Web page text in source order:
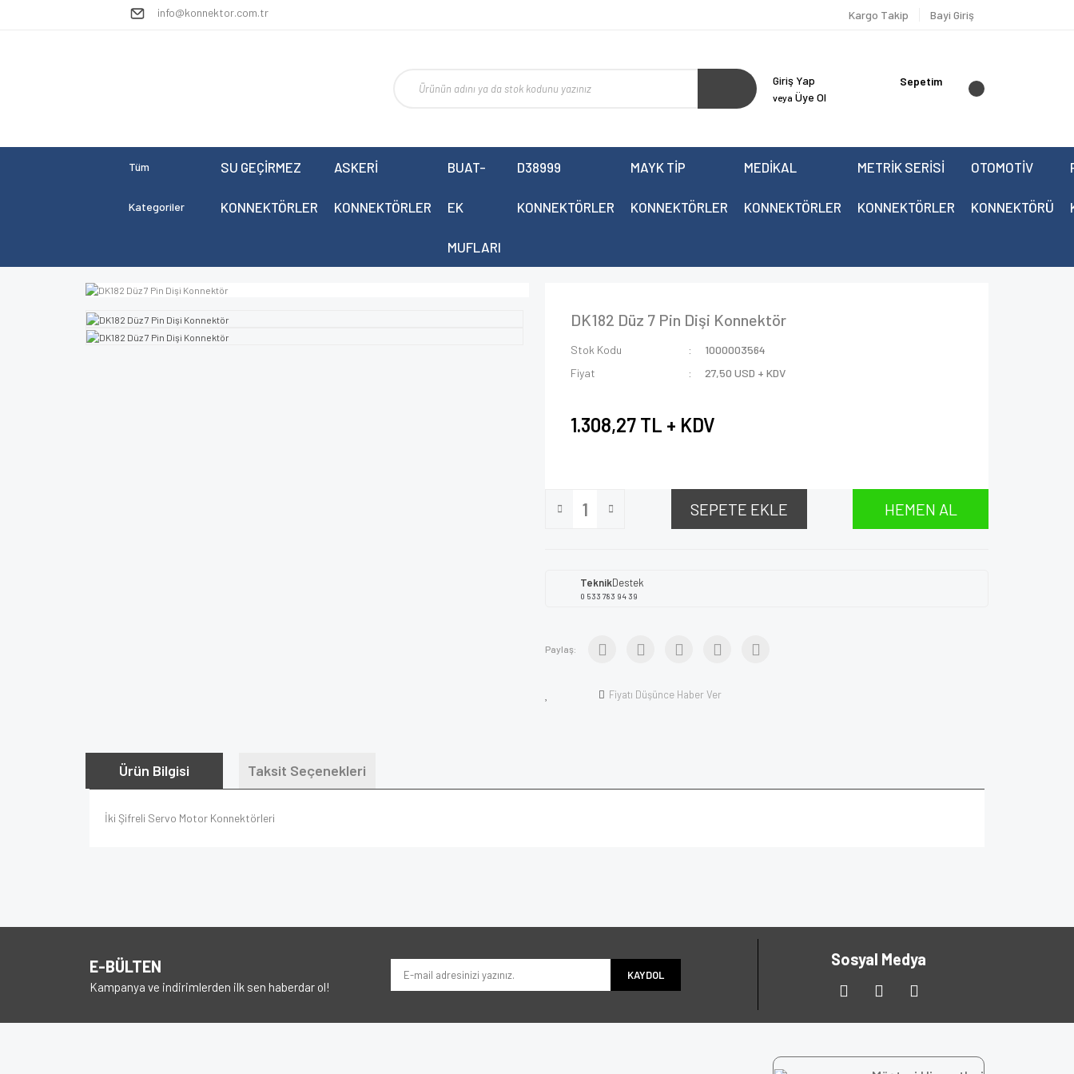
info@konnektor.com.tr Kargo Takip Bayi Giriş
Giriş Yap
veya Üye Ol
Sepetim
Tüm
Kategoriler
SU GEÇİRMEZ
KONNEKTÖRLER
ASKERİ
KONNEKTÖRLER
BUAT-
EK
MUFLARI
D38999
KONNEKTÖRLER
MAYK TİP
KONNEKTÖRLER
MEDİKAL
KONNEKTÖRLER
METRİK SERİSİ
KONNEKTÖRLER
OTOMOTİV
KONNEKTÖRÜ
DK182 Düz 7 Pin Dişi Konnektör
Stok Kodu
1000003564
Fiyat
27,50 USD + KDV
1.308,27 TL + KDV
SEPETE EKLE HEMEN AL
TeknikDestek
0 533 783 94 39
Paylaş:
Fiyatı Düşünce Haber Ver
Ürün Bilgisi Taksit Seçenekleri
İki Şifreli Servo Motor Konnektörleri
E-BÜLTEN
Kampanya ve indirimlerden ilk sen haberdar ol!
KAYDOL
Sosyal Medya